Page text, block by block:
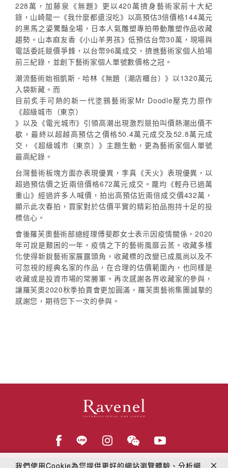
228萬，加藤泉《無題》更以420萬擠身藝術家前十大紀
錄，山崎龍一《我什麼都還沒吃》以高預估3倍價格144萬元
的黑馬之姿驚豔全場，日本人氣雕塑專拍帶動雕塑作品收藏
趨勢。山本麻友香《小山羊男孩》低預估台幣30萬，現場與
電話委託競價爭鋒，以台幣96萬成交，擠進藝術家個人拍場
前三紀錄，並創下藝術家個人單號數價格之冠。
潮流藝術始祖凱斯．哈林《無題（潮店櫃台）》以1320萬元
入袋新藏。而
目前炙手可熱的新一代塗鴉藝術家Mr Doodle壓克力原作
《超級城市（東京）
》以及《電光城市》引領高潮出現激烈競拍叫價熱潮出價不
歇，最終以超越高預估之價格50.4萬元成交及52.8萬元成
交，《超級城市（東京）》主題生動，更為藝術家個人單號
最高紀錄。
台灣藝術板塊方面亦表現優異，李真《天火》表現優異，以
超過預估價之近兩倍價格672萬元成交。龎均《輕舟已過萬
重山》經過許多人喊價，拍出高預估近兩倍成交價432萬，
顯示此次春拍，買家對於估價平實的精彩拍品抱持十足的投
標信心。
會後羅芙奧藝術部總經理傅斐郡女士表示因疫情關係，2020
年可說是艱困的一年，疫情之下的藝術風靡云蒸。收藏多樣
化使得新銳藝術家展露頭角，收藏標的改變已成風尚以及不
可忽視的經典名家的作品，在合理的估價範圍內，也同樣是
收藏或是投資市場的常勝軍。再次感謝各界收藏家的參與，
讓羅芙奧2020秋季拍賣會更加圓滿，羅芙奧藝術集團誠摯的
感謝您，期待您下一次的參與。
我們使用Cookie為您提供更好的網站瀏覽體驗、分析網